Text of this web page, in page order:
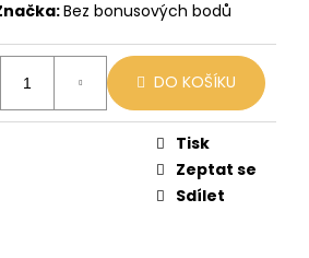
Bez bonusových bodů
DO KOŠÍKU
Tisk
Zeptat se
Sdílet